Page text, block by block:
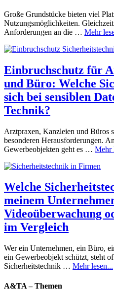
Große Grundstücke bieten viel
Nutzungsmöglichkeiten.
Anforderungen an die … Mehr
Einbruchschutz für
und Büro: Welche
sich bei sensiblen
Technik?
Arztpraxen, Kanzleien und Büros
besonderen Herausforderungen.
Gewerbeobjekten geht es … Mehr
Welche
meinem
Videoüberwachung
im Vergleich
Wer ein Unternehmen, ein Büro,
ein Gewerbeobjekt schützt, steht
Sicherheitstechnik … Mehr lesen...
A&TA – Themen